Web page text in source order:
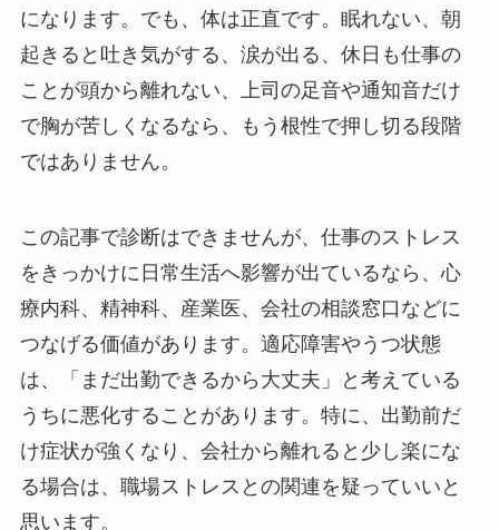
になります。でも、体は正直です。眠れない、朝
起きると吐き気がする、涙が出る、休日も仕事の
ことが頭から離れない、上司の足音や通知音だけ
で胸が苦しくなるなら、もう根性で押し切る段階
ではありません。
この記事で診断はできませんが、仕事のストレス
をきっかけに日常生活へ影響が出ているなら、心
療内科、精神科、産業医、会社の相談窓口などに
つなげる価値があります。適応障害やうつ状態
は、「まだ出勤できるから大丈夫」と考えている
うちに悪化することがあります。特に、出勤前だ
け症状が強くなり、会社から離れると少し楽にな
る場合は、職場ストレスとの関連を疑っていいと
思います。